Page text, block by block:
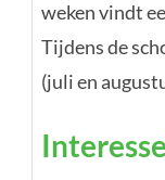
weken vindt
Tijdens de
(juli en